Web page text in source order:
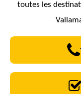
toutes les